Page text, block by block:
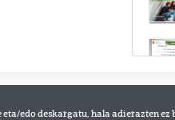
edo deskargatu, hala adierazten ez